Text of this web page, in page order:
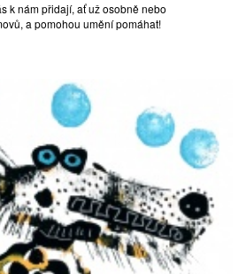
k nám přidají, ať už osobně nebo
a pomohou umění pomáhat!